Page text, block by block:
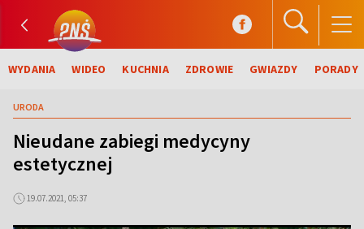
WYDANIA WIDEO KUCHNIA ZDROWIE GWIAZDY PORADY
URODA
Nieudane zabiegi medycyny
estetycznej
19.07.2021, 05:37